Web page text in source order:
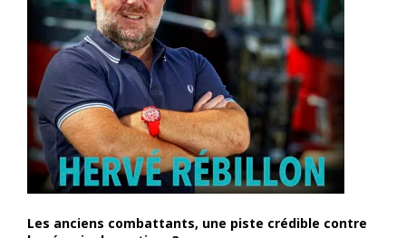
Les anciens combattants, une piste crédible contre